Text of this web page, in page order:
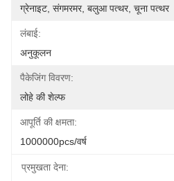
ग्रेनाइट, संगमरमर, बलुआ पत्थर, चूना पत्थर
लंबाई:
अनुकूलन
पैकेजिंग विवरण:
लोहे की शेल्फ
आपूर्ति की क्षमता:
1000000pcs/वर्ष
प्रमुखता देना: